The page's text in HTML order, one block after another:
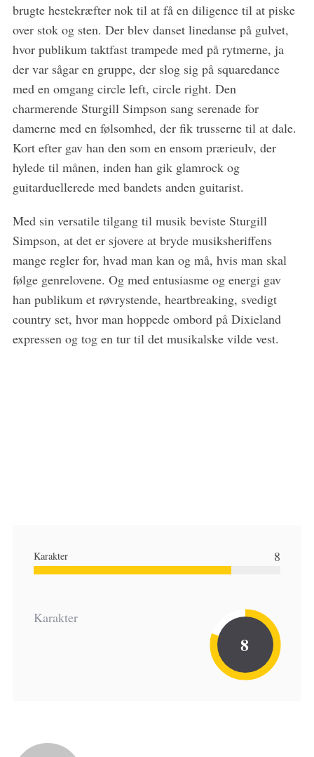
brugte hestekræfter nok til at få en diligence til at piske
over stok og sten. Der blev danset linedanse på gulvet,
hvor publikum taktfast trampede med på rytmerne, ja
der var sågar en gruppe, der slog sig på squaredance
med en omgang circle left, circle right. Den
charmerende Sturgill Simpson sang serenade for
damerne med en følsomhed, der fik trusserne til at dale.
Kort efter gav han den som en ensom prærieulv, der
hylede til månen, inden han gik glamrock og
guitarduellerede med bandets anden guitarist.
Med sin versatile tilgang til musik beviste Sturgill
Simpson, at det er sjovere at bryde musiksheriffens
mange regler for, hvad man kan og må, hvis man skal
følge genrelovene. Og med entusiasme og energi gav
han publikum et røvrystende, heartbreaking, svedigt
country set, hvor man hoppede ombord på Dixieland
expressen og tog en tur til det musikalske vilde vest.
Karakter 8
Karakter
8